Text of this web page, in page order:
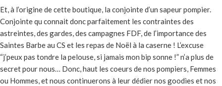
Et, à l’origine de cette boutique, la conjointe d’un sapeur pompier.
Conjointe qu connait donc parfaitement les contraintes des
astreintes, des gardes, des campagnes FDF, de l’importance des
Saintes Barbe au CS et les repas de Noël à la caserne ! L’excuse
“j’peux pas tondre la pelouse, si jamais mon bip sonne !” n’a plus de
secret pour nous… Donc, haut les coeurs de nos pompiers, Femmes
ou Hommes, et nous continuerons à leur dédier nos goodies et nos